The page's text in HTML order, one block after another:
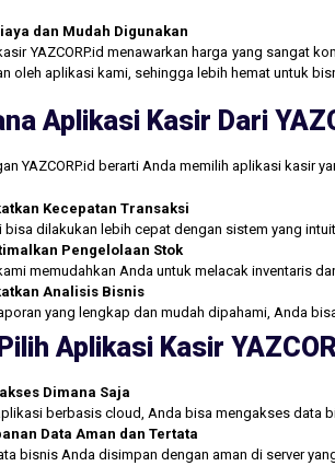
dan Mudah Digunakan
YAZCORP.id menawarkan harga yang sangat
oleh aplikasi kami, sehingga lebih hemat untuk
Aplikasi Kasir Dari
YAZCORP.id berarti Anda memilih aplikasi kasir
Kecepatan Transaksi
bisa dilakukan lebih cepat dengan sistem yang
Pengelolaan Stok
memudahkan Anda untuk melacak inventaris
Analisis Bisnis
yang lengkap dan mudah dipahami, Anda
Aplikasi Kasir
Dimana Saja
berbasis cloud, Anda bisa mengakses data
Data Aman dan Tertata
bisnis Anda disimpan dengan aman di server